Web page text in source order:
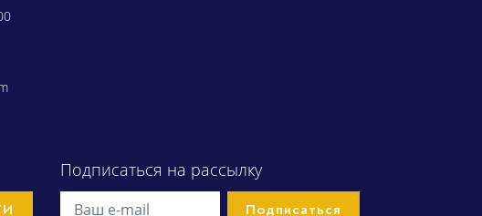
Подписаться на рассылку